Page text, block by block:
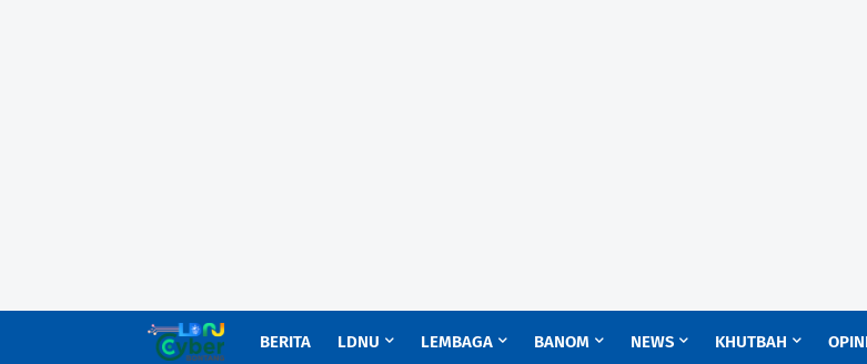
BERITA LDNU LEMBAGA BANOM NEWS KHUTBAH